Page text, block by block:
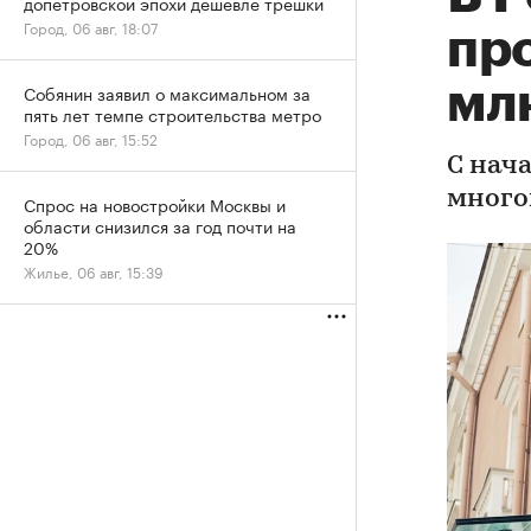
С
Город, 06 авг, 18:07
Собянин заявил о максимальном за
пять лет темпе строительства метро
Город, 06 авг, 15:52
Спрос на новостройки Москвы и
области снизился за год почти на
20%
Жилье, 06 авг, 15:39